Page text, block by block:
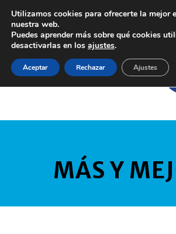
MÁS Y
Utilizamos cookies para ofrecerte la mejor
nuestra web.
Puedes aprender más sobre qué cookies
desactivarlas en los ajustes.
Aceptar Rechazar Ajustes